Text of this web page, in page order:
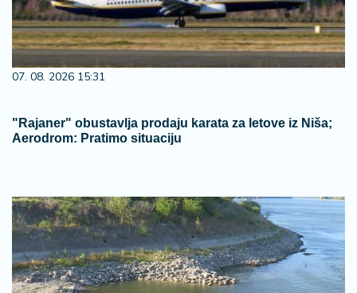
07. 08. 2026 15:31
"Rajaner" obustavlja prodaju karata za letove iz Niša;
Aerodrom: Pratimo situaciju